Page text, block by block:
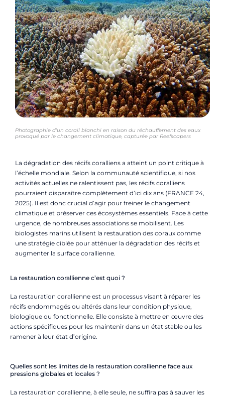
Photographie d’un corail blanchi en raison du réchauffement des eaux
provoqué par le changement climatique, capturée par Reefscapers
La dégradation des récifs coralliens a atteint un point critique à
l’échelle mondiale. Selon la communauté scientifique, si nos
activités actuelles ne ralentissent pas, les récifs coralliens
pourraient disparaître complètement d’ici dix ans (FRANCE 24,
2025). Il est donc crucial d’agir pour freiner le changement
climatique et préserver ces écosystèmes essentiels. Face à cette
urgence, de nombreuses associations se mobilisent. Les
biologistes marins utilisent la restauration des coraux comme
une stratégie ciblée pour atténuer la dégradation des récifs et
augmenter la surface corallienne.
La restauration corallienne c’est quoi ?
La restauration corallienne est un processus visant à réparer les
récifs endommagés ou altérés dans leur condition physique,
biologique ou fonctionnelle. Elle consiste à mettre en œuvre des
actions spécifiques pour les maintenir dans un état stable ou les
ramener à leur état d’origine.
Quelles sont les limites de la restauration corallienne face aux
pressions globales et locales ?
La restauration corallienne, à elle seule, ne suffira pas à sauver les